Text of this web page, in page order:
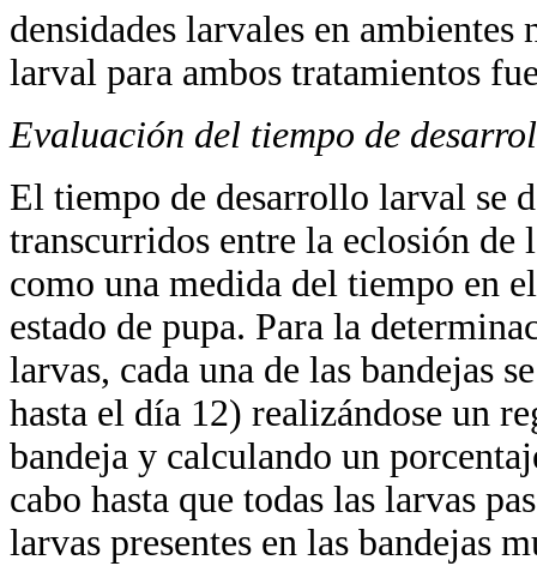
densidades larvales en ambientes
larval para ambos tratamientos
Evaluación del tiempo de
El tiempo de desarrollo larval se
transcurridos entre la eclosión de
como una medida del tiempo en
estado de pupa. Para la
larvas, cada una de las bandejas
hasta el día 12) realizándose un
bandeja y calculando un
cabo hasta que todas las larvas
larvas presentes en las bandejas